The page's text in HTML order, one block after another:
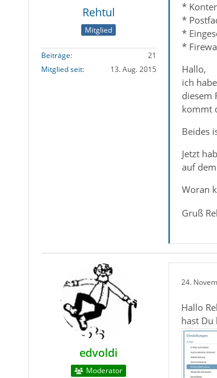
Rehtul
Mitglied
Beiträge
21
Mitglied seit
13. Aug. 2015
*
*
*
*
Hallo,
ich
diesem
kommt
Beides
Jetzt
auf
Woran
Gruß
edvoldi
Moderator
24.
Hallo
hast Du